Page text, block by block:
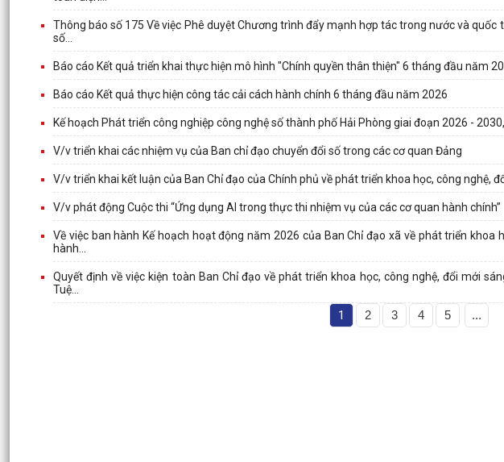
Thông báo số 175 Về việc Phê duyệt Chương trình đẩy mạnh hợp tác trong nước và quốc
số...
Báo cáo Kết quả triển khai thực hiện mô hình "Chính quyền thân thiện" 6 tháng đầu năm
Báo cáo Kết quả thực hiện công tác cải cách hành chính 6 tháng đầu năm 2026
Kế hoạch Phát triển công nghiệp công nghệ số thành phố Hải Phòng giai đoạn 2026 -
V/v triển khai các nhiệm vụ của Ban chỉ đạo chuyển đổi số trong các cơ quan Đảng
V/v triển khai kết luận của Ban Chỉ đạo của Chính phủ về phát triển khoa học, công nghệ,
V/v phát động Cuộc thi “Ứng dụng AI trong thực thi nhiệm vụ của các cơ quan hành chính”
Về việc ban hành Kế hoạch hoạt động năm 2026 của Ban Chỉ đạo xã về phát triển khoa
hành...
Quyết định về việc kiện toàn Ban Chỉ đạo về phát triển khoa học, công nghệ, đổi mới
Tuệ...
1 2 3 4 5 ...